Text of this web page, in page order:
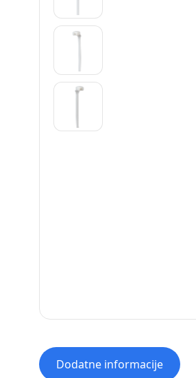
Dodatne informacije